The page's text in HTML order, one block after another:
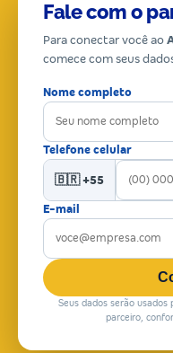
Fale com o
Para conectar você ao
comece com seus
Nome completo
Telefone celular
🇧🇷 +55
E-mail
Seus dados serão usados
parceiro,